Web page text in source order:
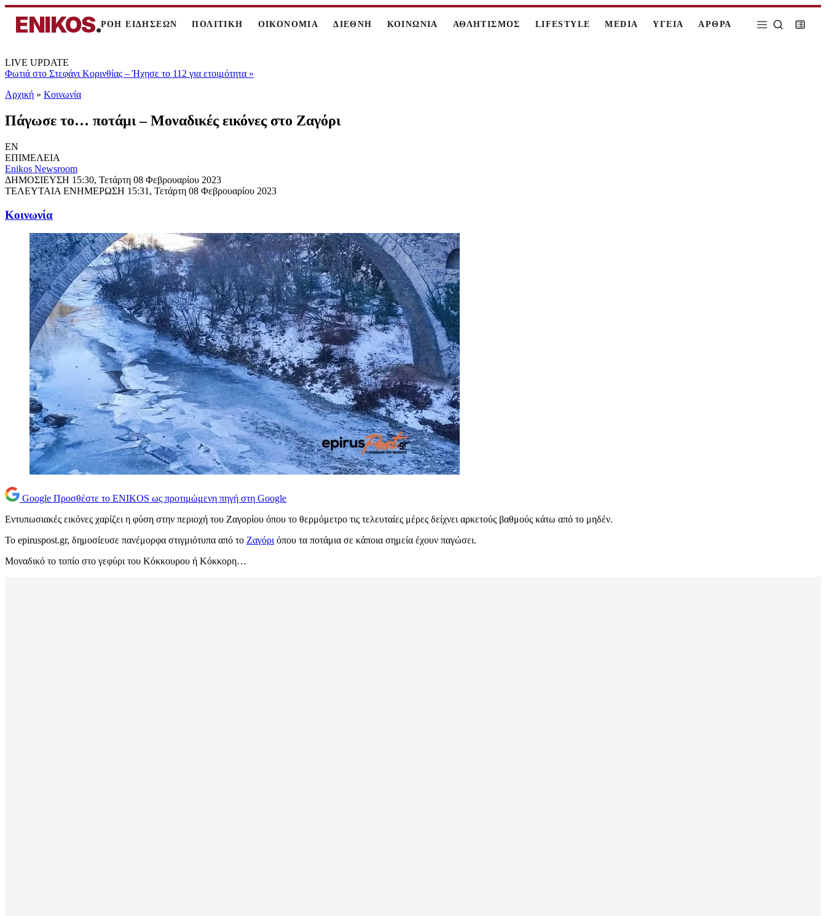
ENIKOS.ΡΟΗ ΕΙΔΗΣΕΩΝ ΠΟΛΙΤΙΚΗ ΟΙΚΟΝΟΜΙΑ ΔΙΕΘΝΗ ΚΟΙΝΩΝΙΑ ΑΘΛΗΤΙΣΜΟΣ LIFESTYLE MEDIA ΥΓΕΙΑ ΑΡΘΡΑ
LIVE UPDATE
Φωτιά στο Στεφάνι Κορινθίας – Ήχησε το 112 για ετοιμότητα »
Αρχική » Κοινωνία
Πάγωσε το… ποτάμι – Μοναδικές εικόνες στο Ζαγόρι
EN
ΕΠΙΜΕΛΕΙΑ
Enikos Newsroom
ΔΗΜΟΣΙΕΥΣΗ 15:30, Τετάρτη 08 Φεβρουαρίου 2023
ΤΕΛΕΥΤΑΙΑ ΕΝΗΜΕΡΩΣΗ 15:31, Τετάρτη 08 Φεβρουαρίου 2023
Κοινωνία
Google Προσθέστε το ENIKOS ως προτιμώμενη πηγή στη Google
Εντυπωσιακές εικόνες χαρίζει η φύση στην περιοχή του Ζαγορίου όπου το θερμόμετρο τις τελευταίες μέρες δείχνει αρκετούς βαθμούς κάτω από το μηδέν.
Το epiruspost.gr, δημοσίευσε πανέμορφα στιγμιότυπα από το Ζαγόρι όπου τα ποτάμια σε κάποια σημεία έχουν παγώσει.
Μοναδικό το τοπίο στο γεφύρι του Κόκκουρου ή Κόκκορη…